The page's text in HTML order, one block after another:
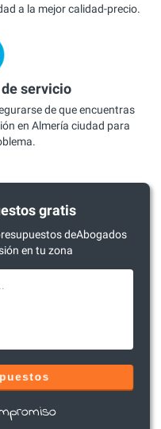
a la mejor calidad-precio.
servicio
de que encuentras
en Almería ciudad para
gratis
deAbogados
en tu zona